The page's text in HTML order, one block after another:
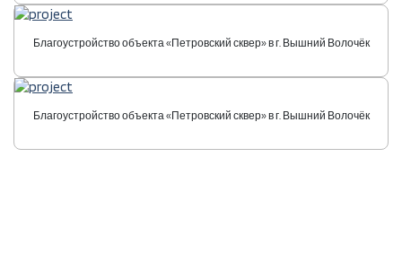
Благоустройство объекта «Петровский сквер» в г. Вышний Волочёк
Благоустройство объекта «Петровский сквер» в г. Вышний Волочёк